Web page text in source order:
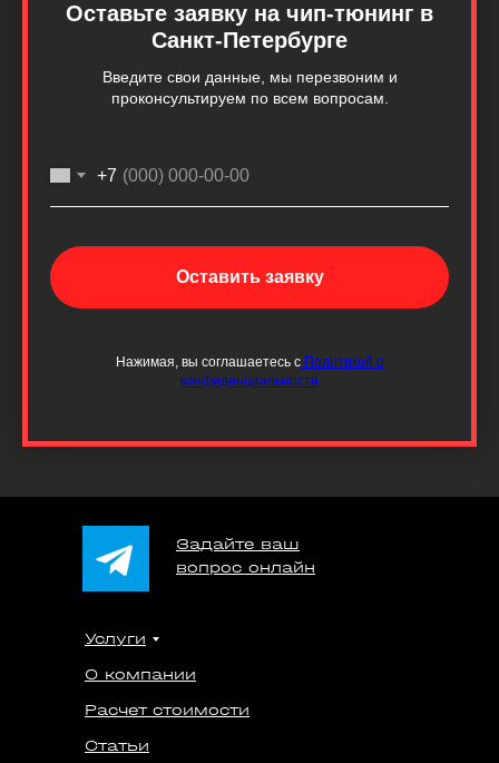
Оставьте заявку на чип-тюнинг в
Санкт-Петербурге
Введите свои данные, мы перезвоним и
проконсультируем по всем вопросам.
+7
Оставить заявку
Нажимая, вы соглашаетесь сПолитикой о
конфиденциальности
Услуги
О компании
Расчет стоимости
Статьи
Задайте ваш
вопрос онлайн